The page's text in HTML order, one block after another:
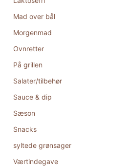
Mad over bål
Morgenmad
Ovnretter
På grillen
Salater/tilbehør
Sauce & dip
Sæson
Snacks
syltede grønsager
Værtindegave